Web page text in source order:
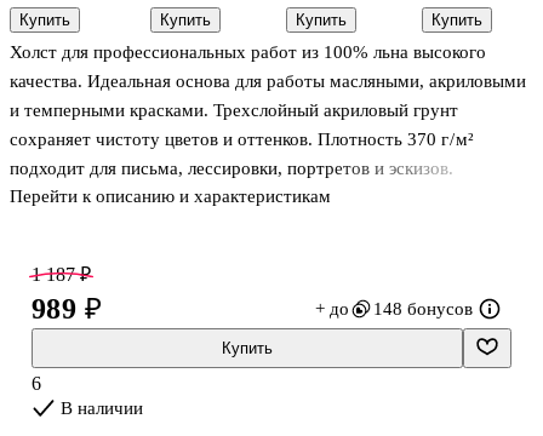
Холст для профессиональных работ из 100% льна высокого
качества. Идеальная основа для работы масляными, акриловыми
и темперными красками. Трехслойный акриловый грунт
сохраняет чистоту цветов и оттенков. Плотность 370 г / м²
подходит для письма, лессировки, портретов и эскизов.
Модульный подрамник выполнен из натуральной сосны, клинья
Перейти к описанию и характеристикам
"Ладога"
белила
титановые,46мл,в
тубах, ЗХК
Купить
красок,
120мл, ЗХК
Купить
краска olki,
100 мл
Купить
28мл белый
жемчуг
Купить
1 187 ₽
989 ₽ + до 148 бонусов
Купить
6
В наличии